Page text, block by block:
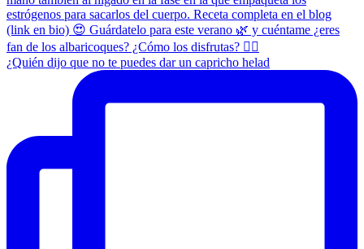
¿Quién dijo que no te puedes dar un capricho helad